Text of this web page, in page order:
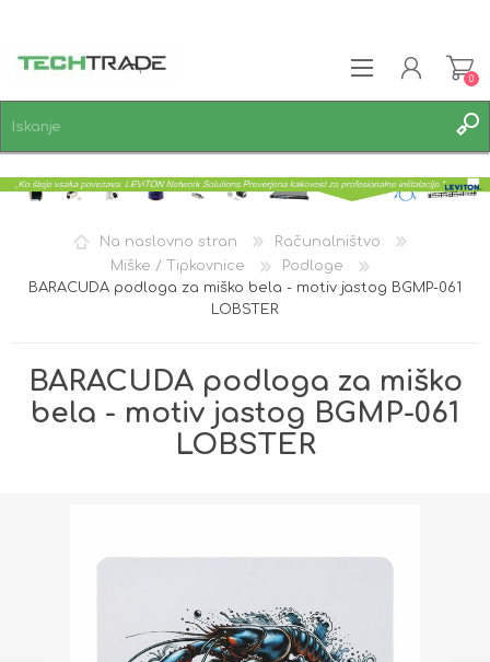
PRIJAVA
0
Na naslovno stran
Računalništvo
Miške / Tipkovnice
Podloge
BARACUDA podloga za miško bela - motiv jastog BGMP-061
LOBSTER
BARACUDA podloga za miško
bela - motiv jastog BGMP-061
LOBSTER